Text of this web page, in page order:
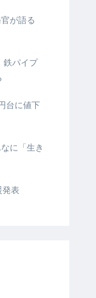
が語る
鉄パイプ
台に値下
に「生き
発表